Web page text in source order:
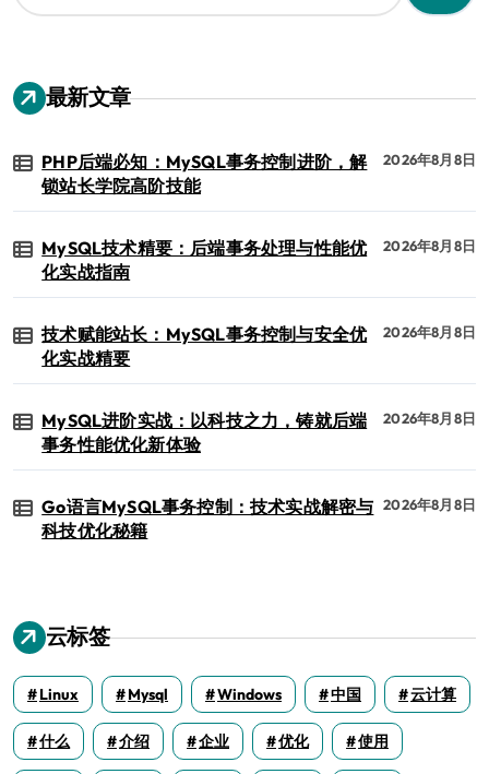
：
最新文章
PHP后端必知：MySQL事务控制进阶，解
锁站长学院高阶技能
2026年8月8日
MySQL技术精要：后端事务处理与性能优
化实战指南
2026年8月8日
技术赋能站长：MySQL事务控制与安全优
化实战精要
2026年8月8日
MySQL进阶实战：以科技之力，铸就后端
事务性能优化新体验
2026年8月8日
Go语言MySQL事务控制：技术实战解密与
科技优化秘籍
2026年8月8日
云标签
Linux Mysql Windows 中国 云计算
什么 介绍 企业 优化 使用